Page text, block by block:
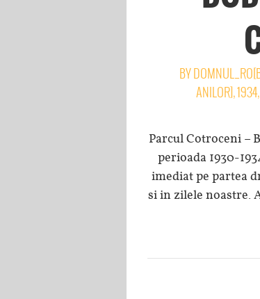
BY
ANILOR],1934,
Parcul Cotroceni –
perioada 1930-
imediat pe partea
si in zilele noastre.